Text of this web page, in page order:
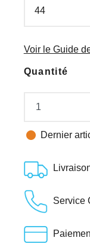
Voir le Guide
Quantité
 Dernier
Service